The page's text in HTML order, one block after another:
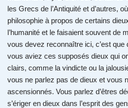
les Grecs de l’Antiquité et d’autres,
philosophie à propos de certains
l’humanité et le faisaient souvent de
vous devez reconnaître ici, c’est
vous aviez ces supposés dieux qui
clairs, comme la vindicte ou la
vous ne parlez pas de dieux et vous
ascensionnés. Vous parlez d’êtres
s’ériger en dieux dans l’esprit des